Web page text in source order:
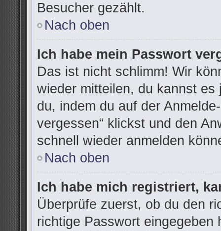
Besucher gezählt.
Nach oben
Ich habe mein Passwort
Das ist nicht schlimm! Wir
wieder mitteilen, du kannst
du, indem du auf der
vergessen“ klickst und den
schnell wieder anmelden
Nach oben
Ich habe mich registriert,
Überprüfe zuerst, ob du den
richtige Passwort eingegeben